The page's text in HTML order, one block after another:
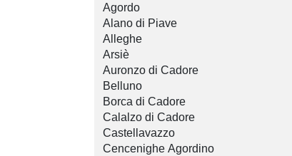
Agordo
Alano di Piave
Alleghe
Arsiè
Auronzo di Cadore
Belluno
Borca di Cadore
Calalzo di Cadore
Castellavazzo
Cencenighe Agordino